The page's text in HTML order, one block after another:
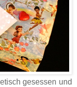
gesessen und